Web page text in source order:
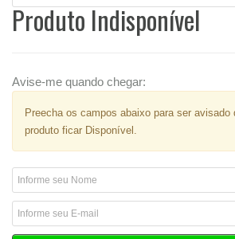
Produto Indisponível
Avise-me quando chegar:
Preecha os campos abaixo para ser avisado
produto ficar Disponível.